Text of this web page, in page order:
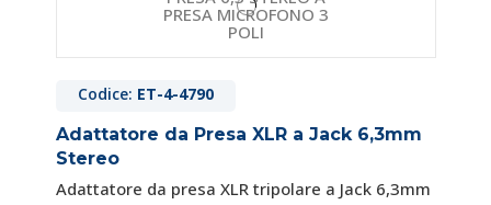
Codice: ET-4-4790
Adattatore da Presa XLR a Jack 6,3mm
Stereo
Adattatore da presa XLR tripolare a Jack 6,3mm